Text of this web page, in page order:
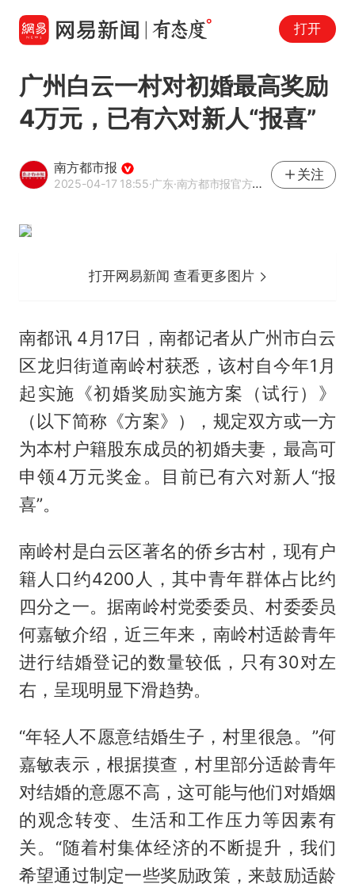
打开
广州白云一村对初婚最高奖励
4万元，已有六对新人“报喜”
南方都市报
2025-04-17 18:55·广东·南方都市报官方网易号
关注
打开网易新闻 查看更多图片
南都讯 4月17日，南都记者从广州市白云
区龙归街道南岭村获悉，该村自今年1月
起实施《初婚奖励实施方案（试行）》
（以下简称《方案》），规定双方或一方
为本村户籍股东成员的初婚夫妻，最高可
申领4万元奖金。目前已有六对新人“报
喜”。
南岭村是白云区著名的侨乡古村，现有户
籍人口约4200人，其中青年群体占比约
四分之一。据南岭村党委委员、村委委员
何嘉敏介绍，近三年来，南岭村适龄青年
进行结婚登记的数量较低，只有30对左
右，呈现明显下滑趋势。
“年轻人不愿意结婚生子，村里很急。”何
嘉敏表示，根据摸查，村里部分适龄青年
对结婚的意愿不高，这可能与他们对婚姻
的观念转变、生活和工作压力等因素有
关。“随着村集体经济的不断提升，我们
希望通过制定一些奖励政策，来鼓励适龄